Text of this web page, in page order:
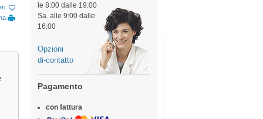
le 8:00 dalle 19:00
Sa. alle 9:00 dalle
16:00
Opzioni
di-contatto
Pagamento
con fattura